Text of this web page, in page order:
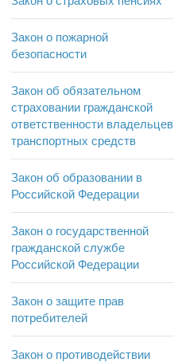
Закон о пожарной
безопасности
Закон об обязательном
страховании гражданской
ответственности владельцев
транспортных средств
Закон об образовании в
Российской Федерации
Закон о государственной
гражданской службе
Российской Федерации
Закон о защите прав
потребителей
Закон о противодействии